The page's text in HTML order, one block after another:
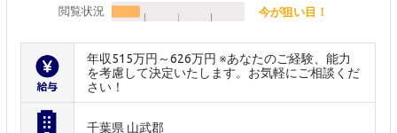
閲覧状況 今が狙い目！
年収515万円～626万円 ※あなたのご経験、能力
を考慮して決定いたします。お気軽にご相談くだ
さい！
千葉県 山武郡